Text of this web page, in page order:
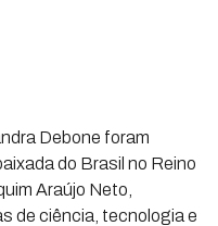
Debone foram
do Brasil no Reino
Araújo Neto,
de ciência, tecnologia e